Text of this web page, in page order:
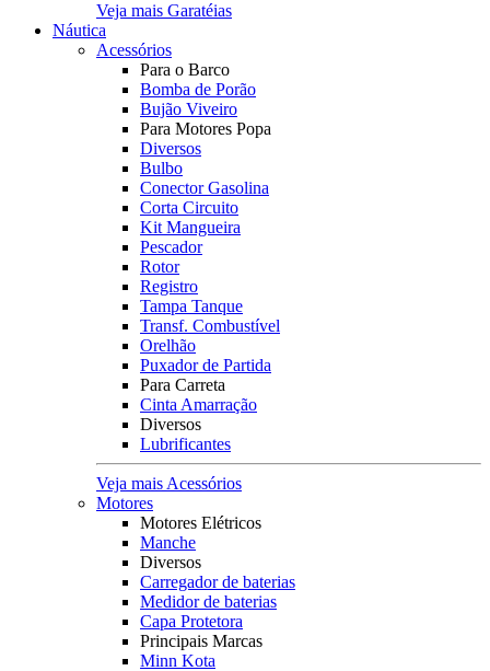
Veja mais Garatéias
Náutica
Acessórios
Para o Barco
Bomba de Porão
Bujão Viveiro
Para Motores Popa
Diversos
Bulbo
Conector Gasolina
Corta Circuito
Kit Mangueira
Pescador
Rotor
Registro
Tampa Tanque
Transf. Combustível
Orelhão
Puxador de Partida
Para Carreta
Cinta Amarração
Diversos
Lubrificantes
Veja mais Acessórios
Motores
Motores Elétricos
Manche
Diversos
Carregador de baterias
Medidor de baterias
Capa Protetora
Principais Marcas
Minn Kota